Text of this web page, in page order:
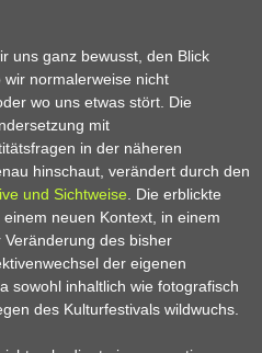
uns ganz bewusst, den Blick
normalerweise nicht
wo uns etwas stört. Die
mit
in der näheren
hinschaut, verändert durch den
und Sichtweise . Die erblickte
neuen Kontext, in einem
des bisher
der eigenen
sowohl inhaltlich wie fotografisch
des Kulturfestivals wildwuchs.